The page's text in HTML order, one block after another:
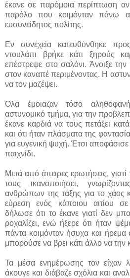
έκανε σε παρόμοια περίπτωση αν
παρόλο που κοιμόνταν πάνω
ευσυνείδητος πολίτης.
Εν συνεχεία κατευθύνθηκε
ντουλάπι βρήκε κάτι ξηρούς
επέστρεψε στο σαλόνι. Άνοιξε
στον καναπέ περιμένοντας. Η
να τον μαζέψει.
Όλα έμοιαζαν τόσο
αστυνομικό τμήμα, για την
έκανε καρδιά να τους πετάξει
και ότι ήταν πλάσματα της
για ευγενική ψυχή. Έτσι αποφάσισε
παιχνίδι.
Μετά από άπειρες ερωτήσεις,
τους ικανοποιήσει,
ανθρώπων της τάξης για το χάος
εύρεση ενός κάποιου αιτίου
δήλωσε ότι το έκανε γιατί δεν
ροχαλίζει, ενώ ήξερε ότι ήταν
πάντα κοιμόνταν ήσυχα και
μπορούσε να βρει κάτι άλλο να την
Τα μέσα ενημέρωσης τον είχαν
άκουγε και διάβαζε σχόλια και